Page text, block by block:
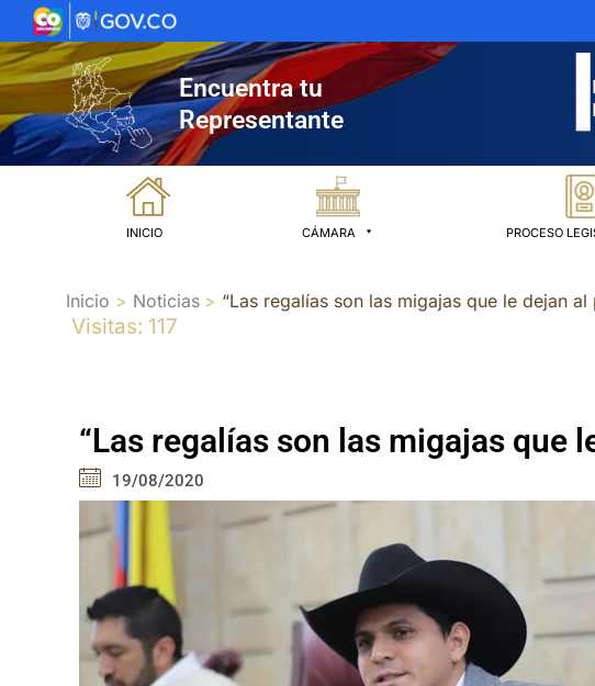
al
contenido
Encuentra tu
Representante
INICIO CÁMARA PROCESO
Inicio Noticias “Las regalías son las migajas que le dejan
Visitas: 117
“Las regalías son las migajas que
19/08/2020